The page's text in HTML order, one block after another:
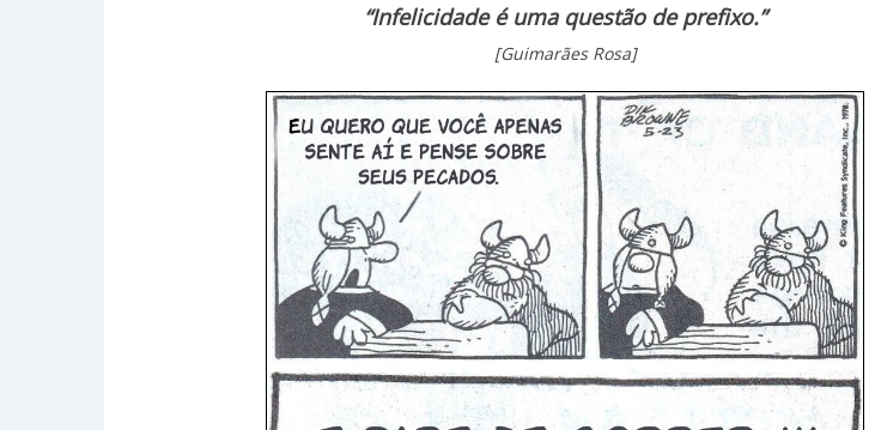
“Infelicidade é uma questão de prefixo.”
[Guimarães Rosa]